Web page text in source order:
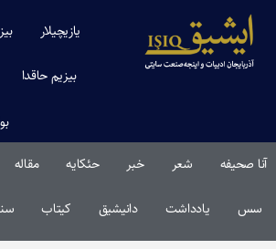
یازیچیلار
بیزیم حاقدا
آنا صحیفه شعر خبر حئکایه مقاله‌
سس یادداشت دانیشیق کیتاب